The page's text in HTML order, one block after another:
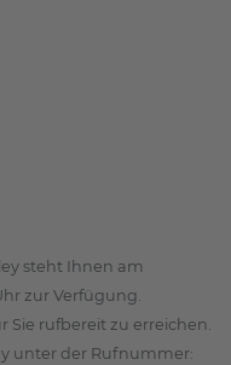
steht Ihnen am
zur Verfügung.
Sie rufbereit zu erreichen.
unter der Rufnummer: